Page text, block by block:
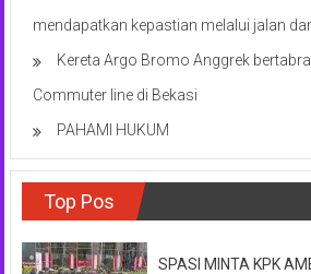
mendapatkan kepastian melalui jalan
Kereta Argo Bromo Anggrek
Commuter line di Bekasi
PAHAMI HUKUM
Top Pos
SPASI MINTA KPK